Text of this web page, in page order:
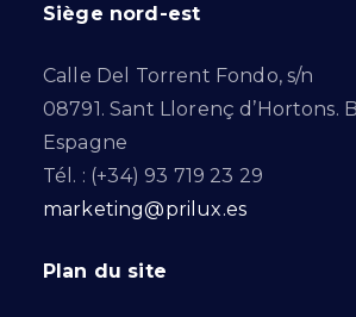
Siège nord-est
Calle Del Torrent Fondo, s/n
08791. Sant Llorenç d’Hortons.
Espagne
Tél. : (+34) 93 719 23 29
marketing@prilux.es
Plan du site